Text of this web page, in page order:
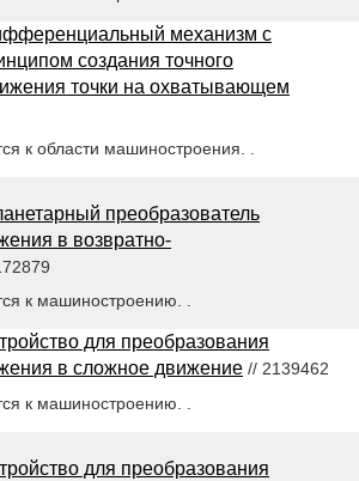
механизм с
создания точного
точки на охватывающем
к области машиностроения. .
преобразователь
в возвратно-
к машиностроению. .
для преобразования
в сложное движение // 2139462
к машиностроению. .
для преобразования